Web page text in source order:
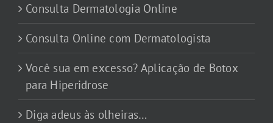
Consulta Dermatologia Online
Consulta Online com Dermatologista
Você sua em excesso? Aplicação de Botox
para Hiperidrose
Diga adeus às olheiras…